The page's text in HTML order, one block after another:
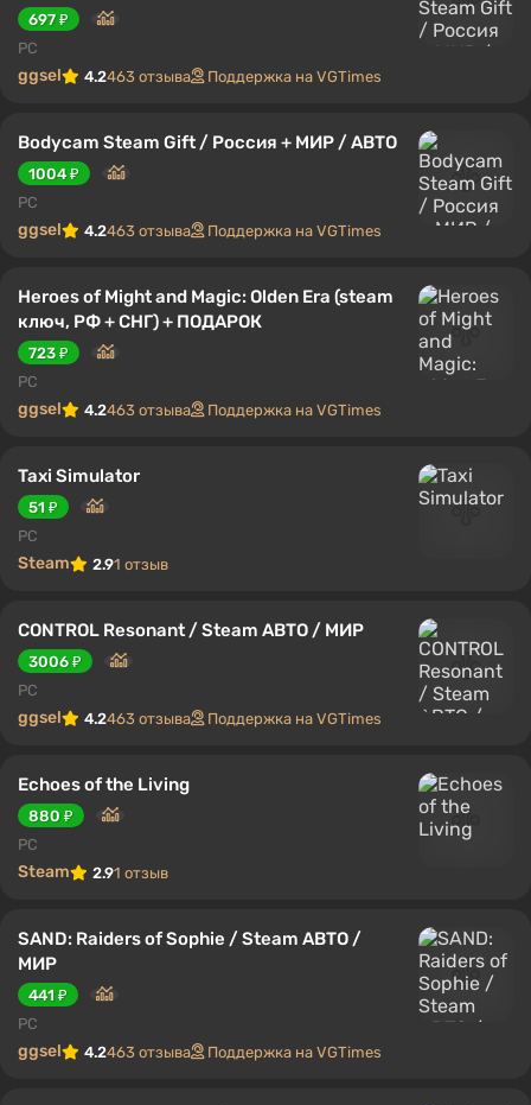
697 ₽
PC
ggsel 4.2463 отзыва Поддержка на VGTimes
Bodycam Steam Gift / Россия + МИР / АВТО
1004 ₽
PC
ggsel 4.2463 отзыва Поддержка на VGTimes
Heroes of Might and Magic: Olden Era (steam
ключ, РФ + СНГ) + ПОДАРОК
723 ₽
PC
ggsel 4.2463 отзыва Поддержка на VGTimes
Taxi Simulator
51 ₽
PC
Steam 2.91 отзыв
CONTROL Resonant / Steam АВТО / МИР
3006 ₽
PC
ggsel 4.2463 отзыва Поддержка на VGTimes
Echoes of the Living
880 ₽
PC
Steam 2.91 отзыв
SAND: Raiders of Sophie / Steam АВТО /
МИР
441 ₽
PC
ggsel 4.2463 отзыва Поддержка на VGTimes